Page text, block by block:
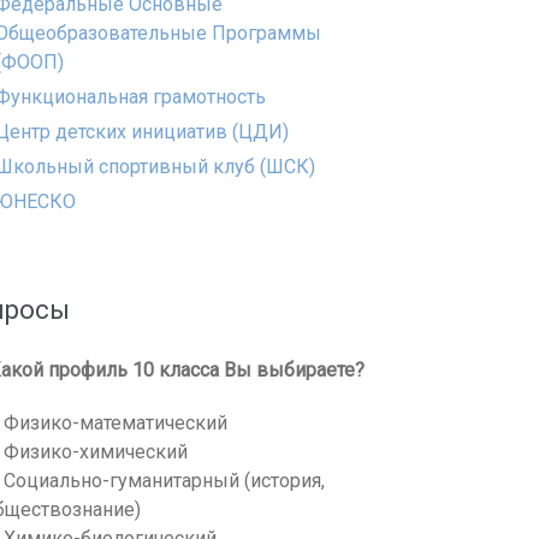
Программы
грамотность
детских инициатив (ЦДИ)
спортивный клуб (ШСК)
профиль 10 класса Вы выбираете?
Физико-математический
Физико-химический
Социально-гуманитарный (история,